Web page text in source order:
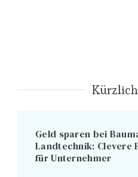
Geld sparen bei
Landtechnik: Clevere
für Unternehmer